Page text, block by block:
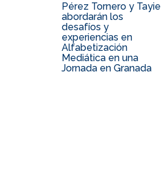
Pérez Tornero y Tayie
abordarán los
desafíos y
experiencias en
Alfabetización
Mediática en una
Jornada en Granada